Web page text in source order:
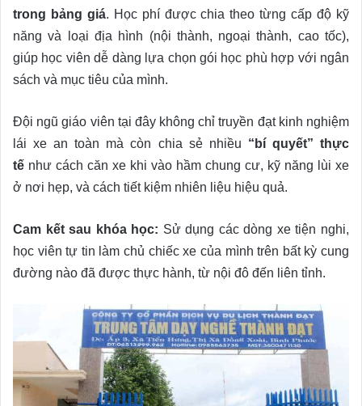
trong bảng giá. Học phí được chia theo từng cấp độ kỹ
năng và loại địa hình (nội thành, ngoại thành, cao tốc),
giúp học viên dễ dàng lựa chọn gói học phù hợp với ngân
sách và mục tiêu của mình.
Đội ngũ giáo viên tại đây không chỉ truyền đạt kinh nghiệm
lái xe an toàn mà còn chia sẻ nhiều “bí quyết” thực
tế như cách căn xe khi vào hầm chung cư, kỹ năng lùi xe
ở nơi hẹp, và cách tiết kiệm nhiên liệu hiệu quả.
Cam kết sau khóa học: Sử dụng các dòng xe tiện nghi,
học viên tự tin làm chủ chiếc xe của mình trên bất kỳ cung
đường nào đã được thực hành, từ nội đô đến liên tỉnh.